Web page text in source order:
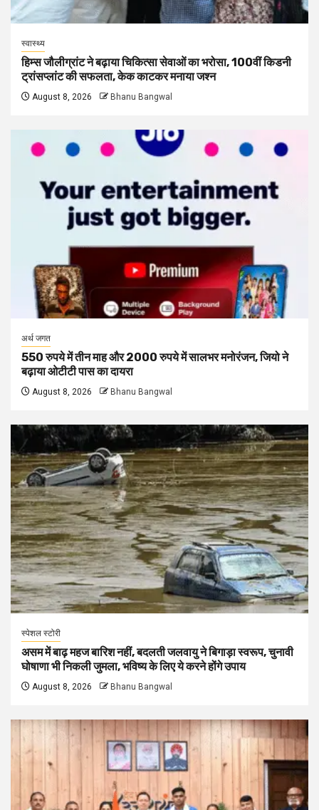
स्वास्थ्य
हिम्स जौलीग्रांट ने बढ़ाया चिकित्सा सेवाओं का भरोसा, 100वीं किडनी
ट्रांसप्लांट की सफलता, केक काटकर मनाया जश्न
August 8, 2026 Bhanu Bangwal
अर्थ जगत
550 रुपये में तीन माह और 2000 रुपये में सालभर मनोरंजन, जियो ने
बढ़ाया ओटीटी पास का दायरा
August 8, 2026 Bhanu Bangwal
स्पेशल स्टोरी
असम में बाढ़ महज बारिश नहीं, बदलती जलवायु ने बिगाड़ा स्वरूप, चुनावी
घोषाणा भी निकली जुमला, भविष्य के लिए ये करने होंगे उपाय
August 8, 2026 Bhanu Bangwal